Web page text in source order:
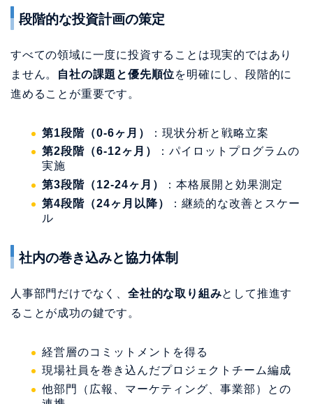
段階的な投資計画の策定
すべての領域に一度に投資することは現実的ではあり
ません。
自社の課題と優先順位を明確にし、段階的に
進めることが重要です。
第1段階（0-6ヶ月）
：現状分析と戦略立案
第2段階（6-12ヶ月）
：パイロットプログラムの
実施
第3段階（12-24ヶ月）
：本格展開と効果測定
第4段階（24ヶ月以降）
：継続的な改善とスケー
ル
社内の巻き込みと協力体制
人事部門だけでなく、 全社的な取り組みとして推進す
ることが成功の鍵です。
経営層のコミットメントを得る
現場社員を巻き込んだプロジェクトチーム編成
他部門（広報、マーケティング、事業部）との